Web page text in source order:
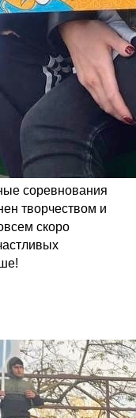
соревнования
творчеством и
скоро